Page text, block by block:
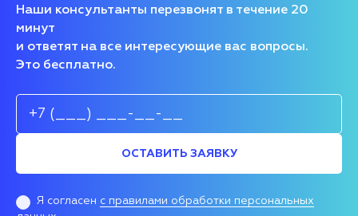
Наши консультанты перезвонят в течение 20
минут
и ответят на все интересующие вас вопросы.
Это бесплатно.
ОСТАВИТЬ ЗАЯВКУ
Я согласен с правилами обработки персональных